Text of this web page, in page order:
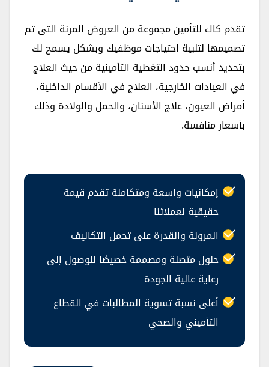
تقدم كاك للتأمين مجموعة من العروض المرنة التى تم
تصميمها لتلبية احتياجات موظفيك وبشكل يسمح لك
بتحديد أنسب حدود التغطية التأمينية من حيث العلاج
في العيادات الخارجية، العلاج في الأقسام الداخلية،
أمراض العيون، علاج الأسنان، والحمل والولادة وذلك
بأسعار منافسة.
إمكانيات واسعة ومتكاملة تقدم قيمة
حقيقية لعملائنا
المرونة والقدرة على تحمل التكاليف
حلول متصلة ومصممة خصيصًا للوصول إلى
رعاية عالية الجودة
أعلى نسبة تسوية المطالبات في القطاع
التأميني والصحي